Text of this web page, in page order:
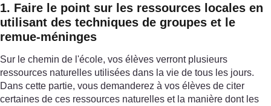
1. Faire le point sur les ressources locales en
utilisant des techniques de groupes et le
remue-méninges
Sur le chemin de l'école, vos élèves verront plusieurs
ressources naturelles utilisées dans la vie de tous les jours.
Dans cette partie, vous demanderez à vos élèves de citer
certaines de ces ressources naturelles et la manière dont les